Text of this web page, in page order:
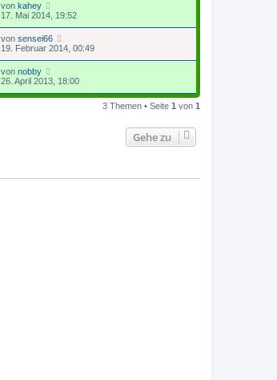
t
r
a
von kahey
17. Mai 2014, 19:52
von sensei66
19. Februar 2014, 00:49
von nobby
26. April 2013, 18:00
3 Themen • Seite 1 von 1
Gehe zu